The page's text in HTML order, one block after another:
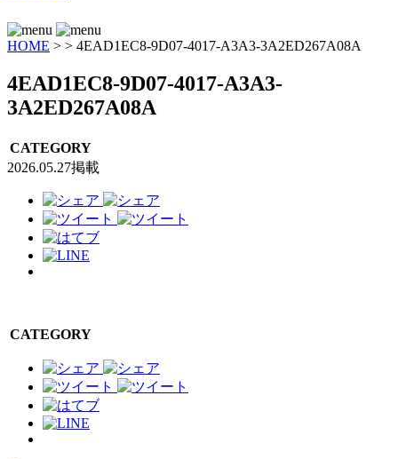
HOME > > 4EAD1EC8-9D07-4017-A3A3-3A2ED267A08A
4EAD1EC8-9D07-4017-A3A3-
3A2ED267A08A
CATEGORY
2026.05.27掲載
CATEGORY